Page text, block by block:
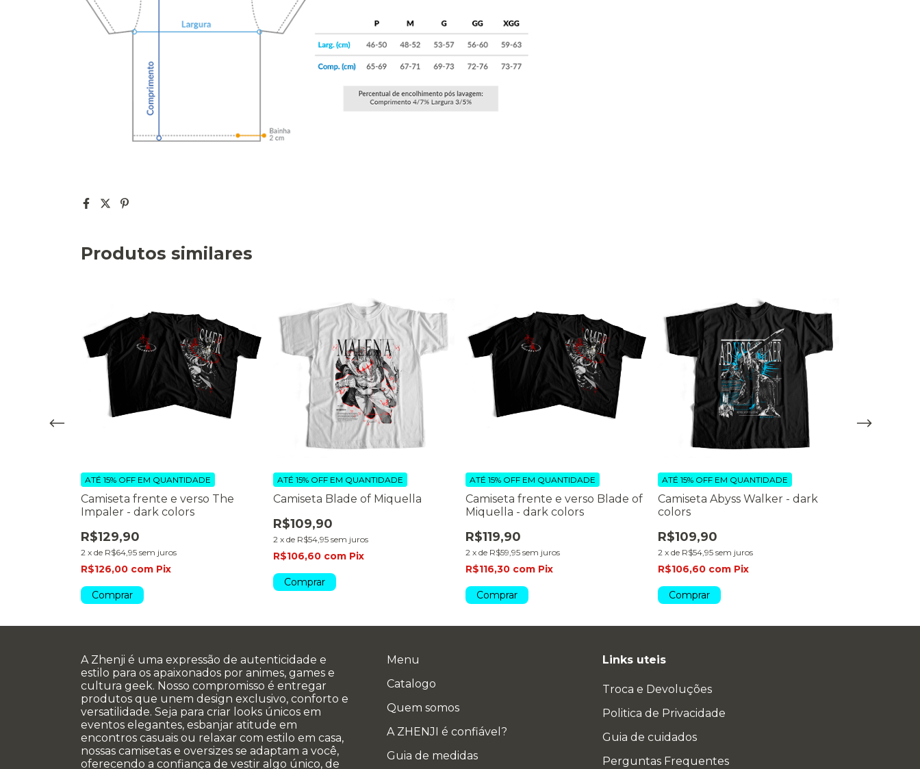
Produtos similares
Camiseta frente e verso The
Impaler - dark colors
R$129,90
2 x de R$64,95 sem juros
ATÉ 15% OFF EM QUANTIDADE
R$126,00 com Pix
Comprar
Camiseta Blade of Miquella
R$109,90
2 x de R$54,95 sem juros
ATÉ 15% OFF EM QUANTIDADE
R$106,60 com Pix
Comprar
Camiseta frente e verso Blade of
Miquella - dark colors
R$119,90
2 x de R$59,95 sem juros
ATÉ 15% OFF EM QUANTIDADE
R$116,30 com Pix
Comprar
Camiseta Abyss Walker - dark
colors
R$109,90
2 x de R$54,95 sem juros
ATÉ 15% OFF EM QUANTIDADE
R$106,60 com Pix
Comprar
A Zhenji é uma expressão de autenticidade e
estilo para os apaixonados por animes, games e
cultura geek. Nosso compromisso é entregar
produtos que unem design exclusivo, conforto e
versatilidade. Seja para criar looks únicos em
eventos elegantes, esbanjar atitude em
encontros casuais ou relaxar com estilo em casa,
nossas camisetas e oversizes se adaptam a você,
oferecendo a confiança de vestir algo único, de
Menu
Catalogo
Quem somos
A ZHENJI é confiável?
Guia de medidas
Links uteis
Troca e Devoluções
Politica de Privacidade
Guia de cuidados
Perguntas Frequentes